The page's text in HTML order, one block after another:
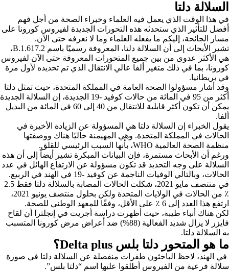
السلالة دلتا
في هذا الوقت الذي يعمل فيه العلماء وخبراء الصحة من أجل فهم
أفضل للتأثير الذي ستحدثه هذه التحورات الجديدة لفيروس كورونا على
مسار الجائحة، إليكم ما يفعله العلماء وما لا نعرفه حتى الآن.
تشير الأبحاث إلى أن السلالة دلتا، المعروفة رسميًا باسم B.1.617.2،
هي الأكثر عدوى من بين جميع المتحورات المعروفة حتى الآن لفيروس
كورونا، بما في ذلك متغير ألفا عالي الانتقال الذي تم تحديده لأول مرة
في بريطانيا.
وقد أشار مسؤولوا الصحة العامة في المملكة المتحدة، حيث تمثل دلتا
أكثر من 95 في المائة من حالات كوفيد -19 الجديدة، إن السلالة الجديدة
يمكن أن تكون أكثر قابلية للانتقال من 40 إلى 60 في المائة من البديل
ألفا.
يقول الخبراء إن السلالة دلتا هي المسؤولة عن الزيادة الأخيرة في
الحالات في المملكة المتحدة. وهي المهيمنة حاليًا هناك ووصفتها
منظمة الصحة العالمية WHO، بأنها السبب الرئيسي للقلق.
ورغم أن الأبحاث مستمرة، فإن البيانات المبكرة تشير أيضاً إلى أن هذه
السلالة على وجه التحديد قد تكون مسؤولة عن الارتفاع الهائل في عدد
الحالات، وبالتالي الوفيات الناجمة عن كوفيد -19 في الهند في الربيع.
في منتصف مايو 2021، شكلت الحالات المصابة بالسلالة دلتا فقط 2.5
٪ من الحالات في الولايات المتحدة ولكن بحلول منتصف يونيو 2021،
ارتفع هذا العدد إلى 6 ٪ على الأقل، وفقًا للمعهد الوطني للصحة.
لكن هناك أنباء طيبة، حيث أظهرت دراسة أجريت في إنجلترا أن لقاح
فايزر لا يزال شديد الفعالية (88%) ضد أعراض مرض كورونا المتسبب
به السلالة دلتا.
ما هو المتحور دلتا بلس Delta plus؟
في الهند، لاحظ الباحثون طفرات منفصلة عن السلالة دلتا في صورة
سلالة فرعية من الفيروس أطلقوا عليها اسم “دلتا بلس”.